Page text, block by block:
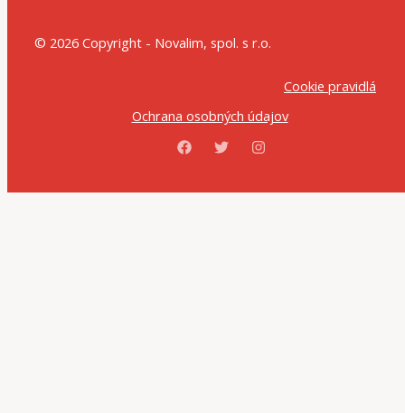
© 2026 Copyright - Novalim, spol. s r.o.
Cookie pravidlá
Ochrana osobných údajov